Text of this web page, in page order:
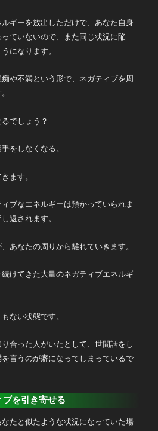
ギーを放出しただけで、あなた自身
ていないので、また同じ状況に陥
になります。
や不満という形で、ネガティブを周
でしょう？
をしなくなる。
ます。
ブなエネルギーは預かっていられま
返されます。
あなたの周りから離れていきます。
けてきた大量のネガティブエネルギ
ない状態です。
合った人がいたとして、世間話をし
言うのが癖になってしまっているで
を引き寄せる
たと似たような状況になっていた場